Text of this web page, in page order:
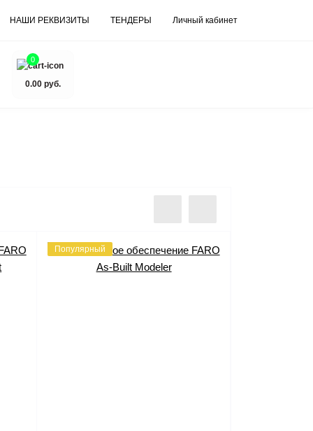
НАШИ РЕКВИЗИТЫ ТЕНДЕРЫ Личный кабинет
0
0.00 руб.
Популярный